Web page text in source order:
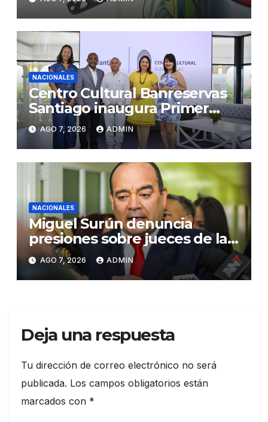
NACIONALES
Centro Cultural Banreservas
Santiago inaugura Primer
Congreso de Artesanos de
Santiago
AGO 7, 2026 ADMIN
NACIONALES
Miguel Surún denuncia
presiones sobre jueces de la
Suprema Corte de Justicia
AGO 7, 2026 ADMIN
Deja una respuesta
Tu dirección de correo electrónico no será
publicada. Los campos obligatorios están
marcados con *